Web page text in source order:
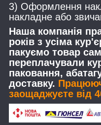
3) Оформлення
накладне або
Наша компанія
років з усіма
пакуємо товар
переплачували
паковання,
доставку.
заощаджуєте від